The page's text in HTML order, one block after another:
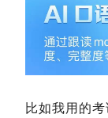
比如我用的